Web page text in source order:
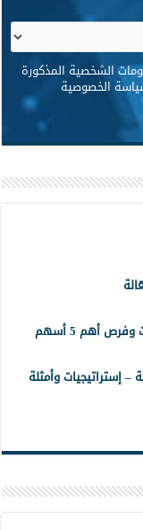
الشخصية المذكورة
الخصوصية
إستراتيجيات وأمثلة